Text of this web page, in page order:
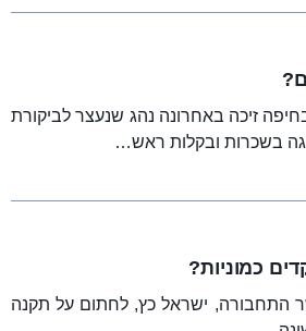
זיכה באחרונה נהג שנעצר לביקורת
בשכרות ובקלות ראש…
כמוניות?
התחבורה, ישראל כץ, לחתום על תקנה